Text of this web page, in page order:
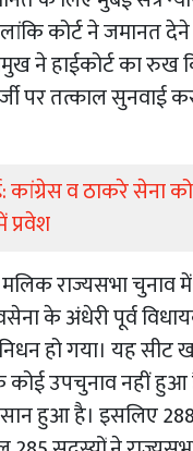
कोर्ट ने जमानत
ने हाईकोर्ट का रुख
पर तत्काल सुनवाई
कांग्रेस व ठाकरे सेना
राज्यसभा चुनाव में
के अंधेरी पूर्व
हो गया। यह सीट
उपचुनाव नहीं हुआ
हुआ है। इसलिए